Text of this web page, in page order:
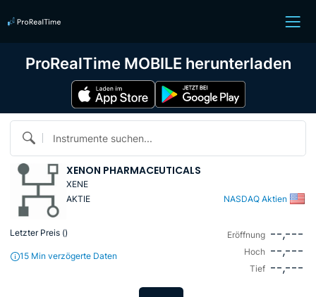
Instrumente suchen...
XENON PHARMACEUTICALS
XENE
AKTIE
NASDAQ Aktien
Letzter Preis ()
15 Min verzögerte Daten
Eröffnung --,---
Hoch --,---
Tief --,---
ProRealTime MOBILE herunterladen